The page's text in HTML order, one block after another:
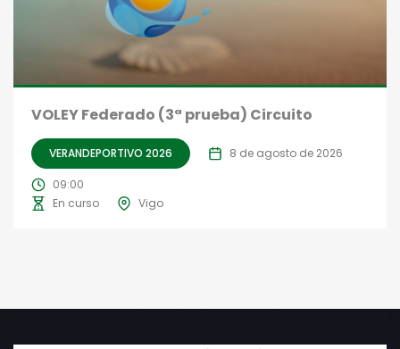
VOLEY Federado (3ª prueba) Circuito
VERANDEPORTIVO 2026 8 de agosto de 2026
09:00
En curso
Vigo